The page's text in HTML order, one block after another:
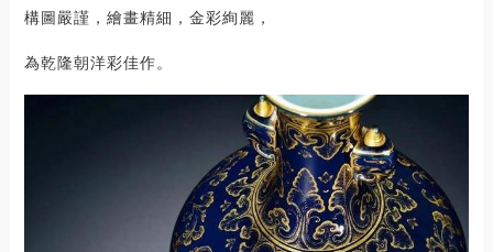
構圖嚴謹，繪畫精細，金彩絢麗，
為乾隆朝洋彩佳作。